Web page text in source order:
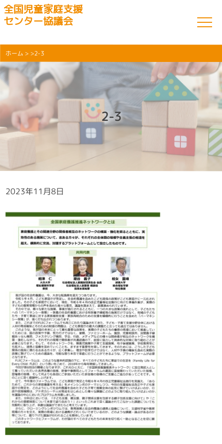
全国児童家庭支援
センター協議会
ホーム > >2-3
2-3
2023年11月8日